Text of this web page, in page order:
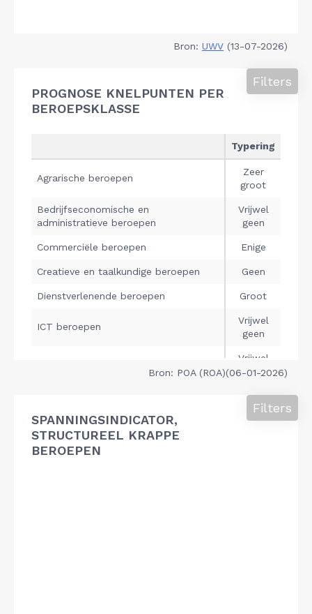
Bron: UWV (13-07-2026)
PROGNOSE KNELPUNTEN PER
BEROEPSKLASSE
Filters
Bron: POA (ROA)(06-01-2026)
SPANNINGSINDICATOR,
STRUCTUREEL KRAPPE
BEROEPEN
Filters